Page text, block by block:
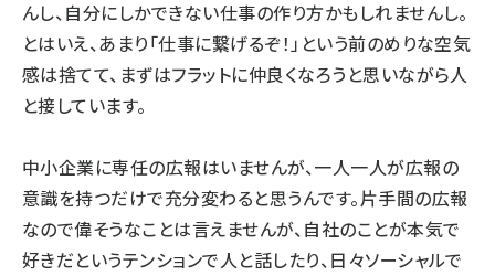
んし、自分にしかできない仕事の作り方かもしれませんし。
とはいえ、あまり「仕事に繋げるぞ！」という前のめりな空気
感は捨てて、まずはフラットに仲良くなろうと思いながら人
と接しています。
中小企業に専任の広報はいませんが、一人一人が広報の
意識を持つだけで充分変わると思うんです。片手間の広報
なので偉そうなことは言えませんが、自社のことが本気で
好きだというテンションで人と話したり、日々ソーシャルで